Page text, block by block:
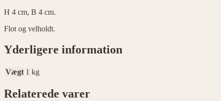
H 4 cm, B 4 cm.
Flot og velholdt.
Yderligere information
Vægt 1 kg
Relaterede varer